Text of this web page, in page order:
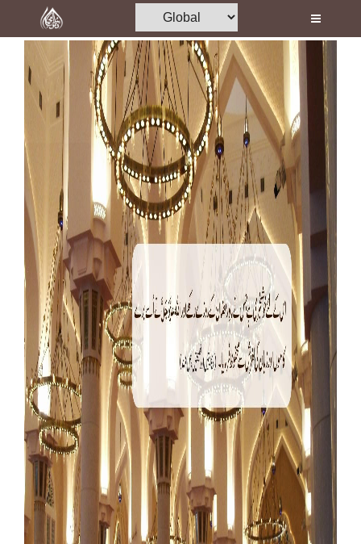
Home
Books
Madani Channel
Volunteer Portal
Rohani Ilaj
Donation
Magazine
Departments
Our Websites
More